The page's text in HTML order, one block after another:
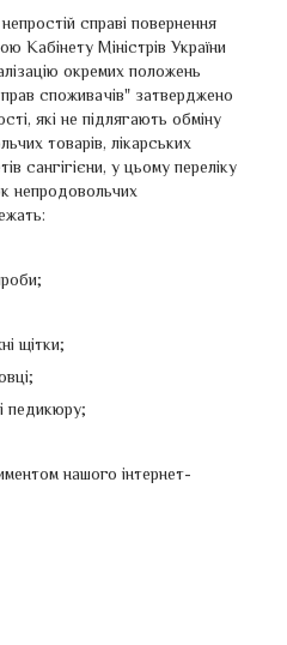
справі повернення
Кабінету Міністрів України
окремих положень
споживачів" затверджено
які не підлягають обміну
товарів, лікарських
сангігієни, у цьому переліку
непродовольчих
щітки;
педикюру;
нашого інтернет-